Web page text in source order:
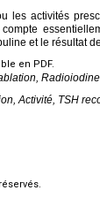
les activités
et le résultat
en PDF.
Activité, TSH